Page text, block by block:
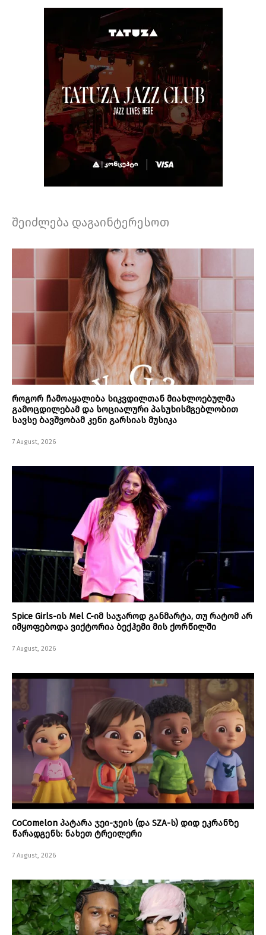
შეიძლება დაგაინტერესოთ
როგორ ჩამოაყალიბა სიკვდილთან მიახლოებულმა
გამოცდილებამ და სოციალური პასუხისმგებლობით
სავსე ბავშვობამ კენი გარსიას მუსიკა
7 August, 2026
Spice Girls-ის Mel C-იმ საჯაროდ განმარტა, თუ რატომ არ
იმყოფებოდა ვიქტორია ბექჰემი მის ქორწილში
7 August, 2026
CoComelon პატარა ჯეი-ჯეის (და SZA-ს) დიდ ეკრანზე
წარადგენს: ნახეთ ტრეილერი
7 August, 2026